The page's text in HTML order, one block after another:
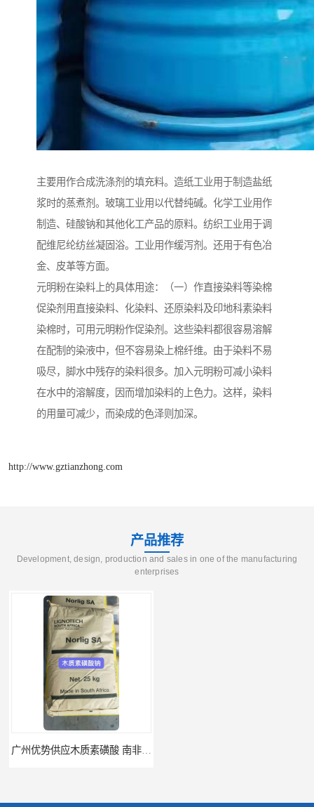
主要用作合成洗涤剂的填充料。造纸工业用于制造盐纸
浆时的蒸煮剂。玻璃工业用以代替纯碱。化学工业用作
制造、硅酸钠和其他化工产品的原料。纺织工业用于调
配维尼纶纺丝凝固浴。工业用作缓泻剂。还用于有色冶
金、皮革等方面。
元明粉在染料上的具体用途：（一）作直接染料等染棉
促染剂用直接染料、化染料、还原染料及印地科素染料
染棉时，可用元明粉作促染剂。这些染料都很容易溶解
在配制的染液中，但不容易染上棉纤维。由于染料不易
吸尽，脚水中残存的染料很多。加入元明粉可减小染料
在水中的溶解度，因而增加染料的上色力。这样，染料
的用量可减少，而染成的色泽则加深。
http://www.gztianzhong.com
产品推荐
Development, design, production and sales in one of the manufacturing
enterprises
广州优势供应木质素磺酸 南非工业木质素磺酸